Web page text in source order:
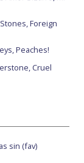
Foreign
Peaches!
Cruel
sin (fav)